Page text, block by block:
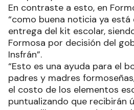
En contraste a esto, en
“como buena noticia ya está
entrega del kit escolar,
Formosa por decisión del
Insfrán”.
“Esto es una ayuda para el
padres y madres
el costo de los elementos
puntualizando que recibirán